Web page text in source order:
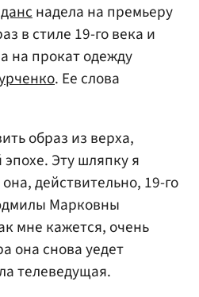
надела на премьеру
в стиле 19-го века и
на прокат одежду
. Ее слова
образ из верха,
Эту шляпку я
действительно, 19-го
Марковны
мне кажется, очень
она снова уедет
телеведущая.